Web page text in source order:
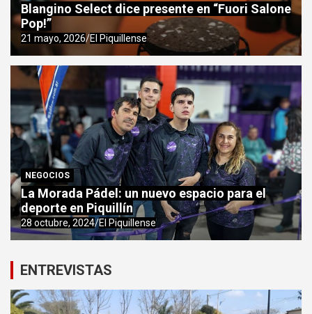
Blangino Select dice presente en “Fuori Salone
Pop!”
21 mayo, 2026 El Piquillense
NEGOCIOS
La Morada Pádel: un nuevo espacio para el
deporte en Piquillín
28 octubre, 2024 El Piquillense
ENTREVISTAS